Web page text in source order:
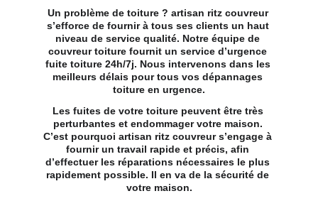
Un problème de toiture ? artisan ritz couvreur
s’efforce de fournir à tous ses clients un haut
niveau de service qualité. Notre équipe de
couvreur toiture fournit un service d’urgence
fuite toiture 24h/7j. Nous intervenons dans les
meilleurs délais pour tous vos dépannages
toiture en urgence.
Les fuites de votre toiture peuvent être très
perturbantes et endommager votre maison.
C’est pourquoi artisan ritz couvreur s’engage à
fournir un travail rapide et précis, afin
d’effectuer les réparations nécessaires le plus
rapidement possible. Il en va de la sécurité de
votre maison.